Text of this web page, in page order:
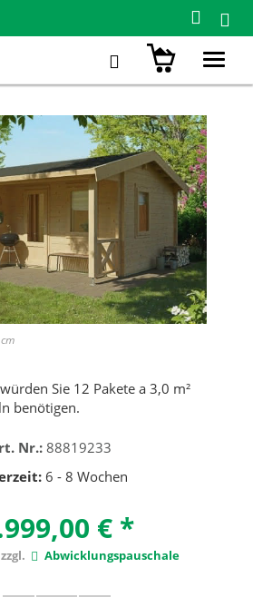
68 mm 577 x 452
Sie 12 Pakete a 3,0 m²
benötigen.
Nr.:88819233
6 - 8 Wochen
€ *
Abwicklungspauschale